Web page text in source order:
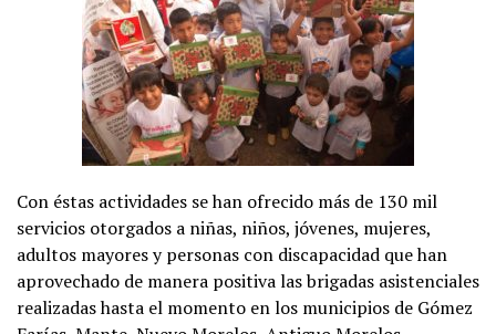
Con éstas actividades se han ofrecido más de 130 mil
servicios otorgados a niñas, niños, jóvenes, mujeres,
adultos mayores y personas con discapacidad que han
aprovechado de manera positiva las brigadas asistenciales
realizadas hasta el momento en los municipios de Gómez